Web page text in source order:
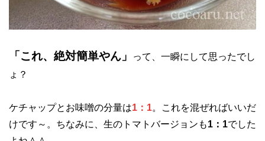
「これ、絶対簡単やん」
って、一瞬にして思ったでし
ょ？
ケチャップとお味噌の分量は1：1。これを混ぜればいいだ
けです～。ちなみに、生のトマトバージョンも1：1でした